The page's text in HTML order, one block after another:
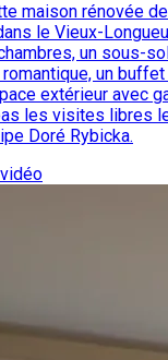
maison rénovée
le Vieux-
un sous-
un
extérieur avec
les visites libres
Doré Rybicka.